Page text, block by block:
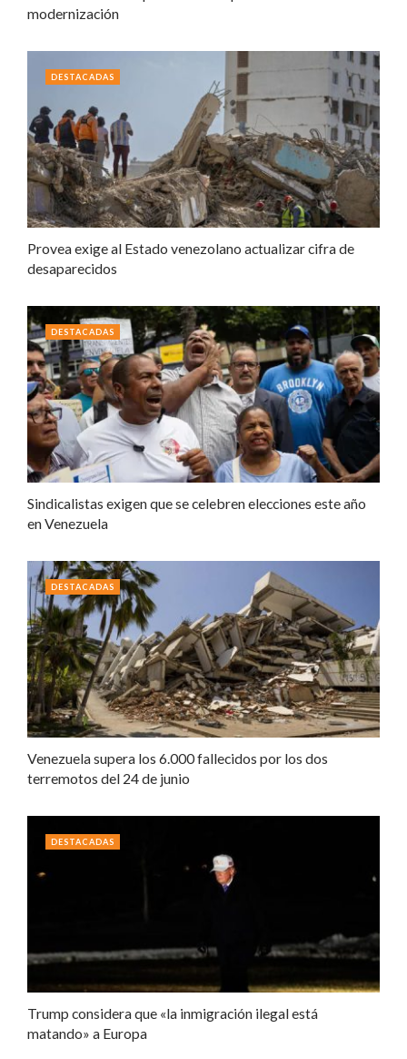
modernización
Provea exige al Estado venezolano actualizar cifra de
desaparecidos
DESTACADAS
Sindicalistas exigen que se celebren elecciones este año
en Venezuela
DESTACADAS
Venezuela supera los 6.000 fallecidos por los dos
terremotos del 24 de junio
DESTACADAS
Trump considera que «la inmigración ilegal está
matando» a Europa
DESTACADAS